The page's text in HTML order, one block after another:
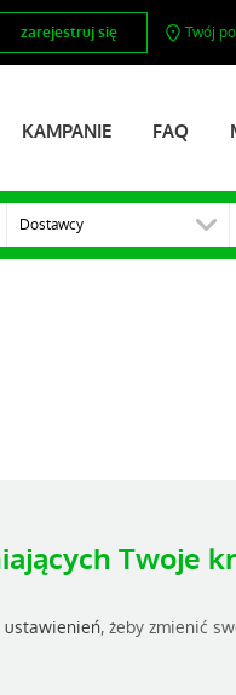
Twój
zarejestruj się
KAMPANIE FAQ
Dostawcy
Twoje
ustawienień, żeby zmienić